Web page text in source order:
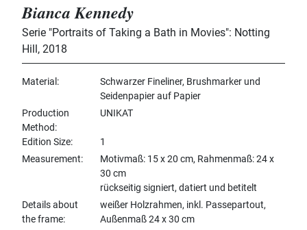
Bianca Kennedy
Serie "Portraits of Taking a Bath in Movies": Notting
Hill , 2018
Material
Schwarzer Fineliner, Brushmarker und
Seidenpapier auf Papier
Production
Method
UNIKAT
Edition Size
1
Measurement
Motivmaß: 15 x 20 cm, Rahmenmaß: 24 x
30 cm
rückseitig signiert, datiert und betitelt
Details about
the frame
weißer Holzrahmen, inkl. Passepartout,
Außenmaß 24 x 30 cm